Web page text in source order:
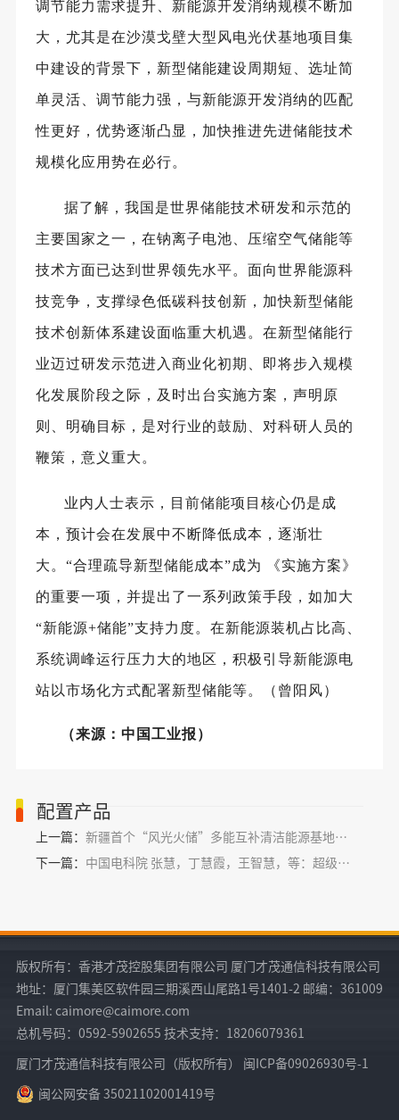
调节能力需求提升、新能源开发消纳规模不断加
大，尤其是在沙漠戈壁大型风电光伏基地项目集
中建设的背景下，新型储能建设周期短、选址简
单灵活、调节能力强，与新能源开发消纳的匹配
性更好，优势逐渐凸显，加快推进先进储能技术
规模化应用势在必行。
据了解，我国是世界储能技术研发和示范的
主要国家之一，在钠离子电池、压缩空气储能等
技术方面已达到世界领先水平。面向世界能源科
技竞争，支撑绿色低碳科技创新，加快新型储能
技术创新体系建设面临重大机遇。在新型储能行
业迈过研发示范进入商业化初期、即将步入规模
化发展阶段之际，及时出台实施方案，声明原
则、明确目标，是对行业的鼓励、对科研人员的
鞭策，意义重大。
业内人士表示，目前储能项目核心仍是成
本，预计会在发展中不断降低成本，逐渐壮
大。“合理疏导新型储能成本”成为 《实施方案》
的重要一项，并提出了一系列政策手段，如加大
“新能源+储能”支持力度。在新能源装机占比高、
系统调峰运行压力大的地区，积极引导新能源电
站以市场化方式配署新型储能等。（曾阳风）
（来源：中国工业报）
配置产品
上一篇：
新疆首个“风光火储”多能互补清洁能源基地项目
下一篇：
中国电科院 张慧，丁慧霞，王智慧，等：超级Wi-Fi系统在特高压线路工程中的应用研究
版权所有：香港才茂控股集团有限公司 厦门才茂通信科技有限公司
地址：厦门集美区软件园三期溪西山尾路1号1401-2 邮编：361009
Email: caimore@caimore.com
总机号码：0592-5902655 技术支持：18206079361
厦门才茂通信科技有限公司（版权所有） 闽ICP备09026930号-1
闽公网安备 35021102001419号